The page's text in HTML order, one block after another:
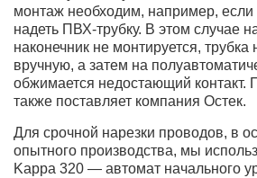
монтаж необходим, например,
надеть ПВХ-трубку. В этом случае
наконечник не монтируется, трубка
вручную, а затем на
обжимается недостающий контакт.
также поставляет компания Остек.
Для срочной нарезки проводов, в
опытного производства, мы
Kappa 320 — автомат начального